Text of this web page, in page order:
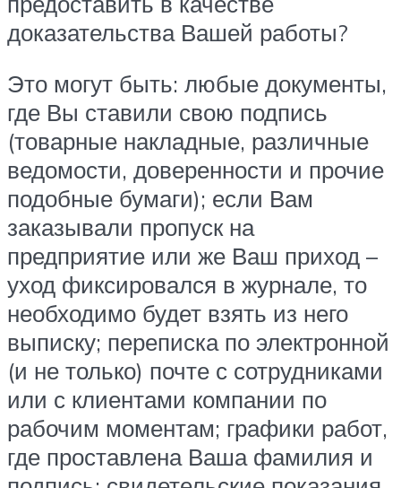
доказательства Вашей работы?
Это могут быть: любые документы,
где Вы ставили свою подпись
(товарные накладные, различные
ведомости, доверенности и прочие
подобные бумаги); если Вам
заказывали пропуск на
предприятие или же Ваш приход –
уход фиксировался в журнале, то
необходимо будет взять из него
выписку; переписка по электронной
(и не только) почте с сотрудниками
или с клиентами компании по
рабочим моментам; графики работ,
где проставлена Ваша фамилия и